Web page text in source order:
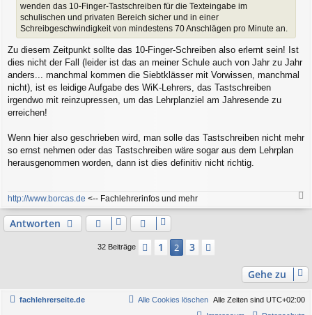
wenden das 10-Finger-Tastschreiben für die Texteingabe im
schulischen und privaten Bereich sicher und in einer
Schreibgeschwindigkeit von mindestens 70 Anschlägen pro Minute an.
Zu diesem Zeitpunkt sollte das 10-Finger-Schreiben also erlernt sein! Ist
dies nicht der Fall (leider ist das an meiner Schule auch von Jahr zu Jahr
anders... manchmal kommen die Siebtklässer mit Vorwissen, manchmal
nicht), ist es leidige Aufgabe des WiK-Lehrers, das Tastschreiben
irgendwo mit reinzupressen, um das Lehrplanziel am Jahresende zu
erreichen!
Wenn hier also geschrieben wird, man solle das Tastschreiben nicht mehr
so ernst nehmen oder das Tastschreiben wäre sogar aus dem Lehrplan
herausgenommen worden, dann ist dies definitiv nicht richtig.
http://www.borcas.de <-- Fachlehrerinfos und mehr
a
Antworten
32 Beiträge Vorherige
1 2 3
Gehe zu
fachlehrerseite.de Alle Zeiten sind UTC+02:00
Alle Cookies löschen